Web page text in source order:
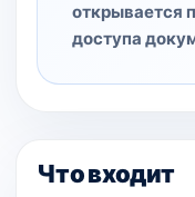
открывается
доступа
Что входит